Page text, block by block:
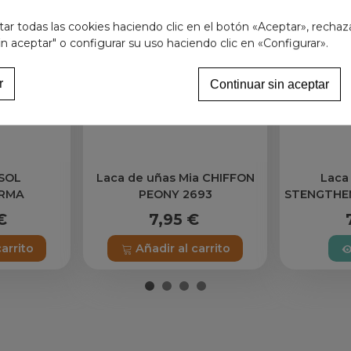
HAVANA
Laca de uñas Mia CHIFFON
PEONY 2693
7,95 €
Añadir al carrito
todas las cookies haciendo clic en el botón «Aceptar»,
aceptar" o configurar su uso haciendo clic en «Configurar».
Continuar sin aceptar